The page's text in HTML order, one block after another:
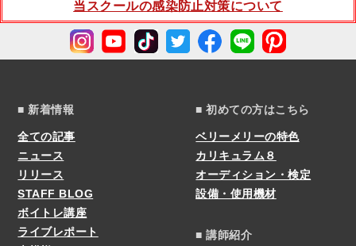
当スクールの感染防止対策について
■ 新着情報
全ての記事
ニュース
リリース
STAFF BLOG
ボイトレ講座
ライブレポート
■ 初めての方はこちら
ベリーメリーの特色
カリキュラム８
オーディション・検定
設備・使用機材
■ 講師紹介